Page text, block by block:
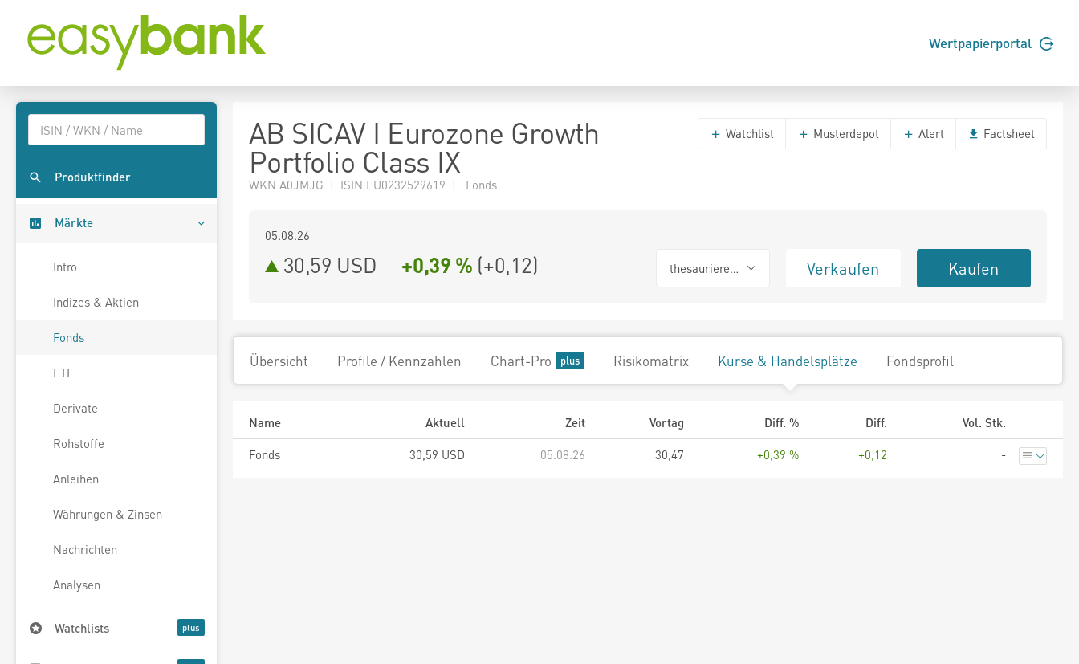
Wertpapierportal
Produktfinder
Märkte
Intro
Indizes & Aktien
Fonds
ETF
Derivate
Rohstoffe
Anleihen
Währungen & Zinsen
Nachrichten
Analysen
Watchlists
AB SICAV I Eurozone Growth
Portfolio Class IX
WKN A0JMJG | ISIN LU0232529619 | Fonds
Watchlist Musterdepot Alert Factsheet
05.08.26
30,59 USD +0,39 % (+0,12) thesaurierend Verkaufen Kaufen
Übersicht Profile / Kennzahlen Chart-Pro Risikomatrix Kurse & Handelsplätze Fondsprofil
Name Aktuell Zeit Vortag Diff. % Diff.
Vol. Stk.
Fonds
30,59 USD 05.08.26 30,47 +0,39 % +0,12 -